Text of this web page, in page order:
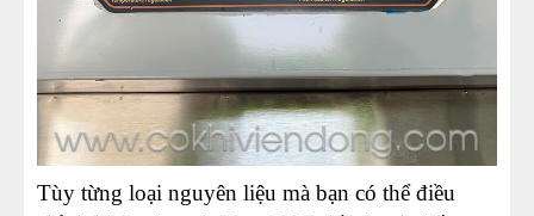
Tùy từng loại nguyên liệu mà bạn có thể điều